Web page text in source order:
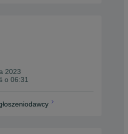
2023
o 06:31